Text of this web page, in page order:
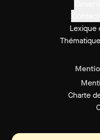
Lexique
Charte